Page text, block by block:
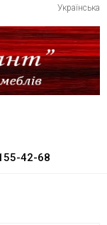
Українська
42-68